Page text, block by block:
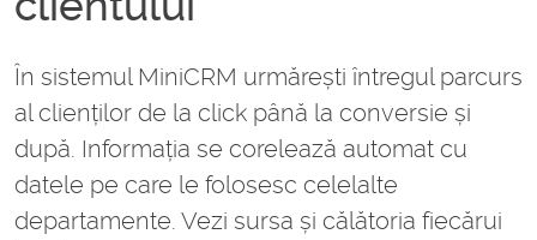
În sistemul MiniCRM urmărești întregul parcurs
al clienților de la click până la conversie și
după. Informația se corelează automat cu
datele pe care le folosesc celelalte
departamente. Vezi sursa și călătoria fiecărui